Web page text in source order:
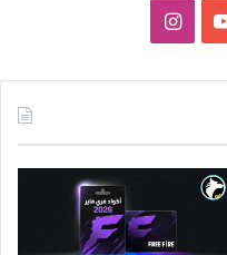
يوتيوبانستقرام